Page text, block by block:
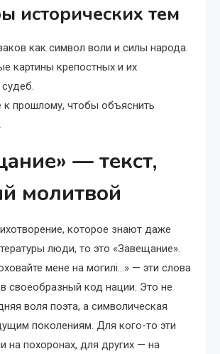
исторических тем
как символ воли и силы народа.
картины крепостных и их
прошлому, чтобы объяснить
— текст,
молитвой
которое знают даже
люди, то это «Завещание».
мене на могилі…» — эти слова
своеобразный код нации. Это не
воля поэта, а символическая
поколениям. Для кого-то эти
на похоронах, для других — на